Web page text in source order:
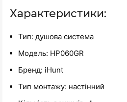
Характеристики:
Тип: душова система
Модель: HP060GR
Бренд: iHunt
Тип монтажу: настінний